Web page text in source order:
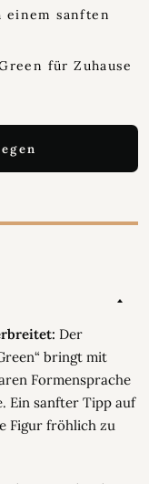
einem sanften
für Zuhause
Der
bringt mit
Formensprache
Ein sanfter Tipp auf
Figur fröhlich zu